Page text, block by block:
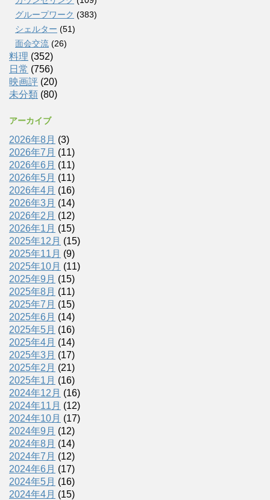
グループワーク (383)
シェルター (51)
面会交流 (26)
料理 (352)
日常 (756)
映画評 (20)
未分類 (80)
アーカイブ
2026年8月 (3)
2026年7月 (11)
2026年6月 (11)
2026年5月 (11)
2026年4月 (16)
2026年3月 (14)
2026年2月 (12)
2026年1月 (15)
2025年12月 (15)
2025年11月 (9)
2025年10月 (11)
2025年9月 (15)
2025年8月 (11)
2025年7月 (15)
2025年6月 (14)
2025年5月 (16)
2025年4月 (14)
2025年3月 (17)
2025年2月 (21)
2025年1月 (16)
2024年12月 (16)
2024年11月 (12)
2024年10月 (17)
2024年9月 (12)
2024年8月 (14)
2024年7月 (12)
2024年6月 (17)
2024年5月 (16)
2024年4月 (15)